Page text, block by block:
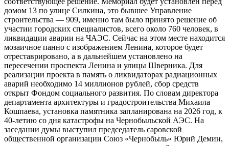
домом 13 по улице Силкина, это бывшее Управление
строительства — 909, именно там было принято решение об
участии городских специалистов, всего около 760 человек, в
ликвидации аварии на ЧАЭС. Сейчас на этом месте находится
мозаичное панно с изображением Ленина, которое будет
отреставрировано, а в дальнейшем установлено на
пересечении проспекта Ленина и улицы Шверника. Для
реализации проекта в память о ликвидаторах радиационных
аварий необходимо 14 миллионов рублей, сбор средств
открыт Фондом социального развития. По словам директора
департамента архитектуры и градостроительства Михаила
Кошпаева, установка памятника запланирована на 2026 год, к
40-летию со дня катастрофы на Чернобыльской АЭС. На
заседании думы выступил председатель саровской
общественной организации Союз «Чернобыль» Юрий Демин,